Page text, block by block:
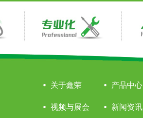
关于鑫荣 产品中心
视频与展会 新闻资讯